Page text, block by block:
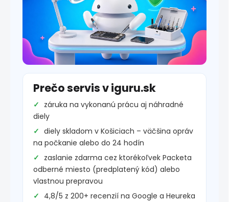
Prečo servis v iguru.sk
záruka na vykonanú prácu aj náhradné
diely
diely skladom v Košiciach – väčšina opráv
na počkanie alebo do 24 hodín
zaslanie zdarma cez ktorékoľvek Packeta
odberné miesto (predplatený kód) alebo
vlastnou prepravou
4,8/5 z 200+ recenzií na Google a Heureka